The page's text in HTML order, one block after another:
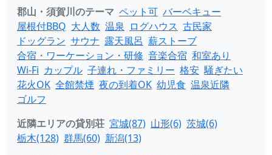
郡山・須賀川のテーマ ペット可 バーベキュー
屋根付BBQ 大人数 温泉 ログハウス 古民家
ドッグラン サウナ 露天風呂 薪ストーブ
合宿・ワーケーション・研修 音楽合宿 和室あり
Wi-Fi カップル 子連れ・ファミリー 格安 騒ぎたい
花火OK 全館禁煙 夜の到着OK 幼児食 温泉近隣
ゴルフ
近隣エリアの貸別荘 宮城(87) 山形(6) 茨城(6)
栃木(128) 群馬(60) 新潟(13)